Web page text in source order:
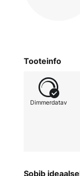
Tooteinfo
Dimmerdatav
Sobib